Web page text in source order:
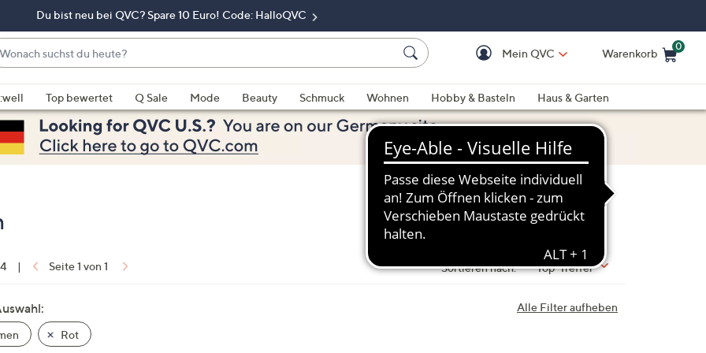
Du bist neu bei QVC? Spare 10 Euro! Code: HalloQVC
Mein QVC Warenkorb
0
Top bewertet Q Sale Mode Beauty Schmuck Wohnen Hobby & Basteln
Haus & Garten
| Seite 1 von 1 Sortieren nach: Top-Treffer
Alle Filter aufheben
Rot